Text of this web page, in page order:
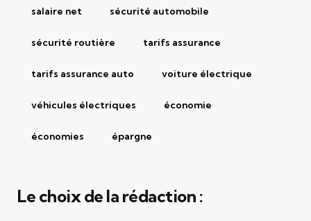
salaire net sécurité automobile
sécurité routière tarifs assurance
tarifs assurance auto voiture électrique
véhicules électriques économie
économies épargne
Le choix de la rédaction :